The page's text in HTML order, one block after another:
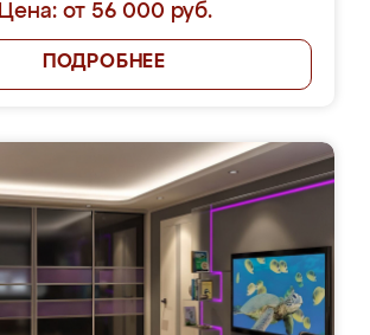
Цена: от 56 000 руб.
ПОДРОБНЕЕ